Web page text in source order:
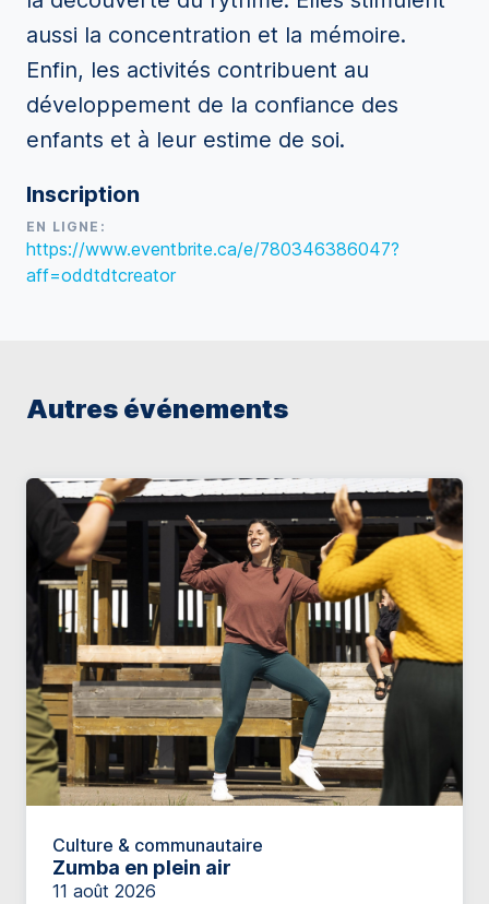
aussi la concentration et la mémoire.
Enfin, les activités contribuent au
développement de la confiance des
enfants et à leur estime de soi.
Inscription
EN LIGNE:
https://www.eventbrite.ca/e/780346386047?
aff=oddtdtcreator
Autres événements
Culture & communautaire
Zumba en plein air
11 août 2026